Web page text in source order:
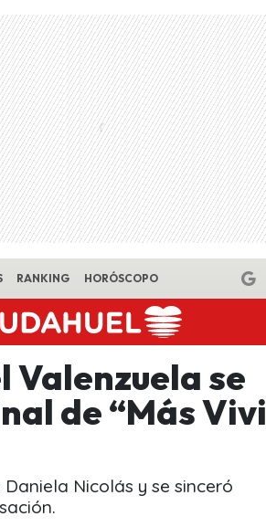
RANKING HORÓSCOPO
Valenzuela se
de “Más Vivi
Nicolás y se sinceró